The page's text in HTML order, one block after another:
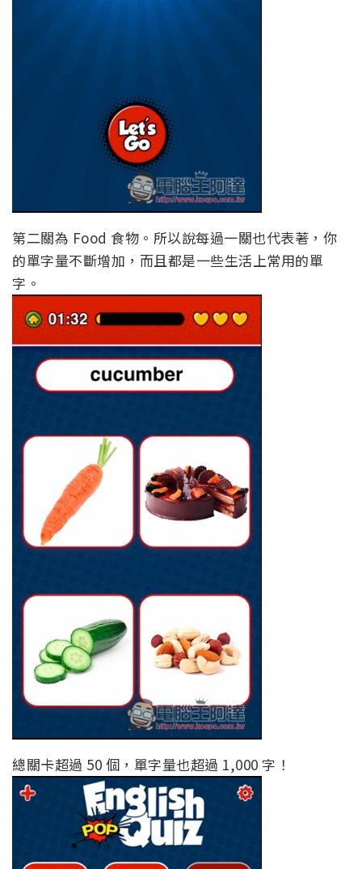
第二關為 Food 食物。所以說每過一關也代表著，你
的單字量不斷增加，而且都是一些生活上常用的單
字。
總關卡超過 50 個，單字量也超過 1,000 字！